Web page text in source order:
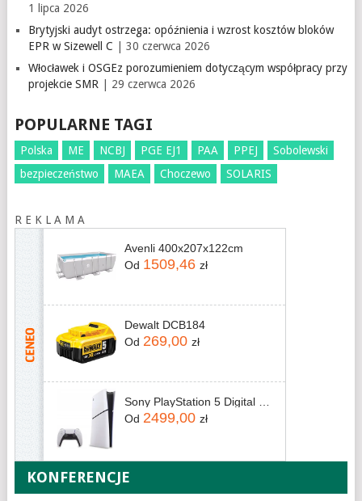
1 lipca 2026
Brytyjski audyt ostrzega: opóźnienia i wzrost kosztów bloków
EPR w Sizewell C | 30 czerwca 2026
Włocławek i OSGEz porozumieniem dotyczącym współpracy przy
projekcie SMR | 29 czerwca 2026
POPULARNE TAGI
Polska ME NCBJ PGE EJ1 PAA PPEJ
Sobolewski
bezpieczeństwo
MAEA Choczewo SOLARIS
R E K L A M A
Avenli 400x207x122cm
Od 1509,46 zł
Dewalt DCB184
Od 269,00 zł
Od 2499,00 zł
KONFERENCJE